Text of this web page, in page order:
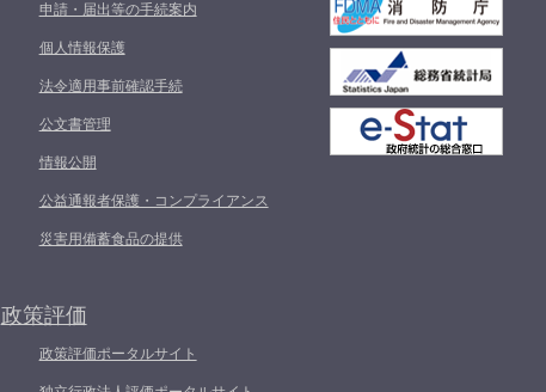
申請・届出等の手続案内
個人情報保護
法令適用事前確認手続
公文書管理
情報公開
公益通報者保護・コンプライアンス
災害用備蓄食品の提供
政策評価
政策評価ポータルサイト